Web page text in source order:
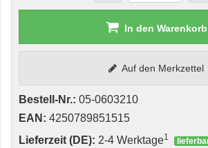
In den Warenkorb
Auf den Merkzettel
Bestell-Nr.: 05-0603210
EAN: 4250789851515
Lieferzeit (DE): 2-4 Werktage1